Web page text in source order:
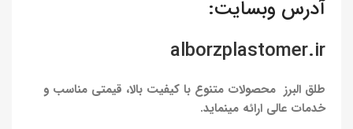
آدرس وبسایت:
alborzplastomer.ir
طلق البرز محصولات متنوع با کیفیت بالا، قیمتی مناسب و
خدمات عالی ارائه مینماید.